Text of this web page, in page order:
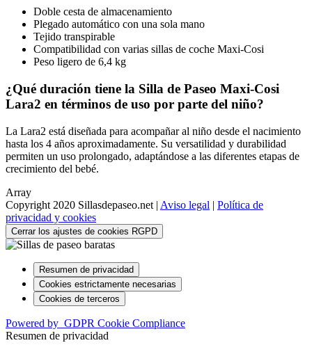
Doble cesta de almacenamiento
Plegado automático con una sola mano
Tejido transpirable
Compatibilidad con varias sillas de coche Maxi-Cosi
Peso ligero de 6,4 kg
¿Qué duración tiene la Silla de Paseo Maxi-Cosi
Lara2 en términos de uso por parte del niño?
La Lara2 está diseñada para acompañar al niño desde el nacimiento
hasta los 4 años aproximadamente. Su versatilidad y durabilidad
permiten un uso prolongado, adaptándose a las diferentes etapas de
crecimiento del bebé.
Array
Copyright 2020 Sillasdepaseo.net | Aviso legal | Política de
privacidad y cookies
Cerrar los ajustes de cookies RGPD
Resumen de privacidad
Cookies estrictamente necesarias
Cookies de terceros
Powered by GDPR Cookie Compliance
Resumen de privacidad